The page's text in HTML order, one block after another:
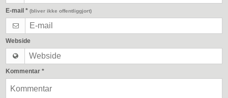
E-mail * (bliver ikke offentliggjort)
Webside
Kommentar *